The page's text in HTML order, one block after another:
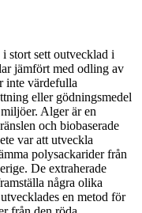
stort sett outvecklad i
jämfört med odling av
inte värdefulla
eller gödningsmedel
Alger är en
och biobaserade
var att utveckla
polysackarider från
De extraherade
några olika
en metod för